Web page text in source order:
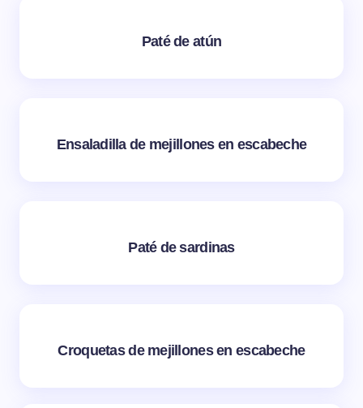
Paté de atún
Ensaladilla de mejillones en escabeche
Paté de sardinas
Croquetas de mejillones en escabeche